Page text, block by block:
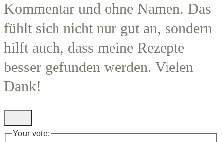
Kommentar und ohne Namen. Das
fühlt sich nicht nur gut an, sondern
hilft auch, dass meine Rezepte
besser gefunden werden. Vielen
Dank!
Your vote: